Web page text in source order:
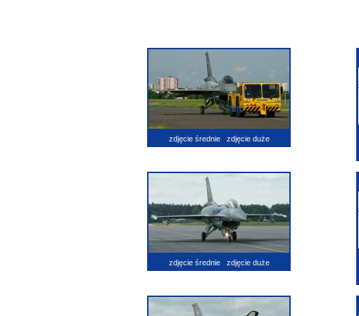
zdjęcie średnie zdjęcie duże
zdjęcie średnie zdjęcie duże